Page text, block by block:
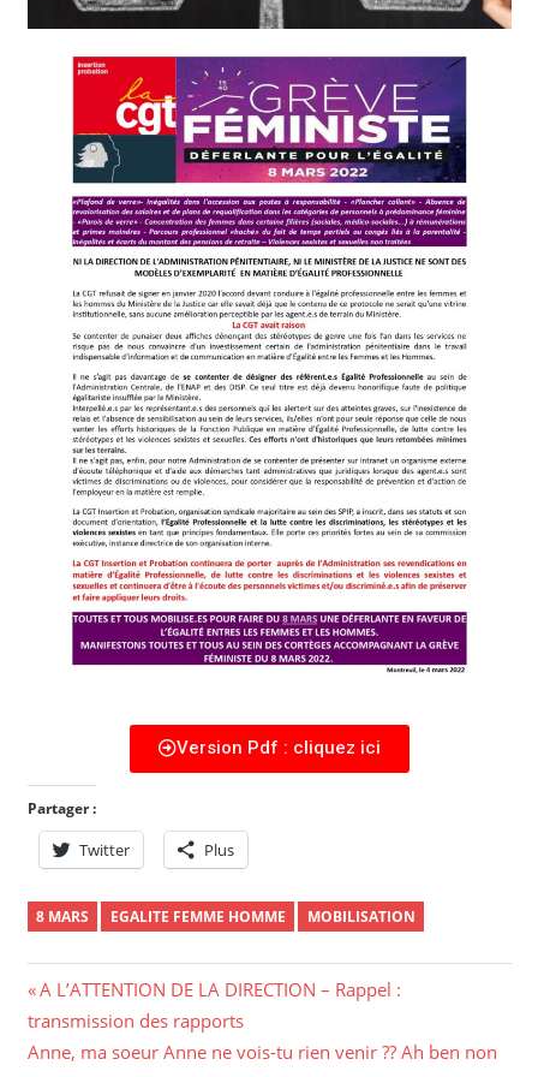
Version Pdf : cliquez ici
Partager :
Twitter Plus
8 MARS EGALITE FEMME HOMME MOBILISATION
A L’ATTENTION DE LA DIRECTION – Rappel :
transmission des rapports
Anne, ma soeur Anne ne vois-tu rien venir ?? Ah ben non